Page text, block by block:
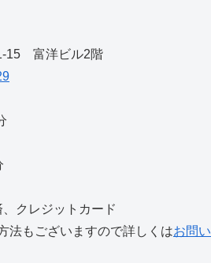
15 富洋ビル2階
クレジットカード
法もございますので詳しくはお問い